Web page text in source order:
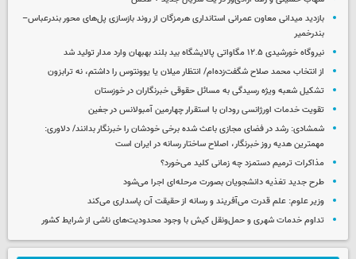
بازدید میدانی معاون عمرانی استانداری هرمزگان از روند بازسازی پل‌های محور بندرعباس–
بندرخمیر
نیروگاه خورشیدی ۱۲.۵ مگاواتی پالایشگاه بید بلند بهبهان وارد مدار تولید شد
از انتخاب محمد صلاح شگفت‌زده‌ام/ انتظار میلان یا یوونتوس را داشتم، نه ترابزون
تشکیل شعبه ویژه رسیدگی به مسائل حقوقی خبرنگاران در خوزستان
تقویت خدمات اورژانسی رودان با استقرار چهارمین آمبولانس در جغین
شمشادی: رشد در فضای مجازی باعث شده برخی خودشان را خبرنگار بدانند/ دلاوری:
مهمترین هدیه‌ روز خبرنگار، اصلاح ساختار رسانه در ایران است
مذاکرات ترمیم دستمزد چه زمانی کلید می‌خورد؟
طرح جدید تغذیه دانشجویان بصورت مرحله‌ای اجرا می‌شود
وزیر علوم: علم قدرت می‌آفریند و رسانه از حقیقت آن پاسداری می‌کند
تداوم خدمات شهری و حمل‌ونقل کیش با وجود محدودیت‌های ناشی از شرایط کشور